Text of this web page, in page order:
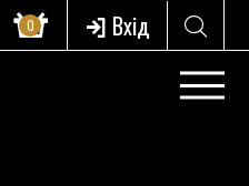
0 Вхід